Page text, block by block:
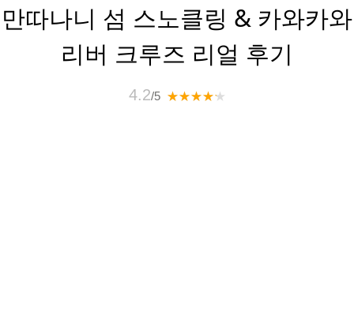
만따나니 섬 스노클링 & 카와카와
리버 크루즈 리얼 후기
4.2/5